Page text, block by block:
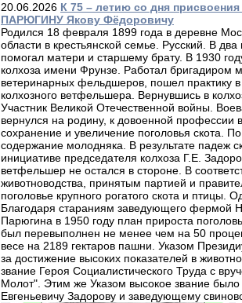
20.06.2026 К 75 – летию со дня
ПАРЮГИНУ Якову Фёдоровичу
Родился 18 февраля 1899 года в деревне
области в крестьянской семье. Русский. В
помогал матери и старшему брату. В 1930
колхоза имени Фрунзе. Работал
ветеринарных фельдшеров, пошел практику
колхозного ветфельшера. Вернувшись в
Участник Великой Отечественной войны.
вернулся на родину, к довоенной
сохранение и увеличение поголовья скота.
содержание молодняка. В результате падеж
инициативе председателя колхоза Г.Е.
ветфельшер не остался в стороне. В
животноводства, принятым партией и
поголовье крупного рогатого скота и птицы.
Благодаря стараниям заведующего фермой
Парюгина в 1950 году план прироста
был перевыполнен не менее чем на 50
весе на 2189 гектаров пашни. Указом
за достижение высоких показателей в
звание Героя Социалистического Труда с
Молот". Этим же Указом высокое звание
Евгеньевичу Задорову и заведующему